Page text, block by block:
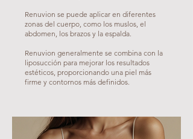
Renuvion se puede aplicar en diferentes
zonas del cuerpo, como los muslos, el
abdomen, los brazos y la espalda.
Renuvion generalmente se combina con la
liposucción para mejorar los resultados
estéticos, proporcionando una piel más
firme y contornos más definidos.